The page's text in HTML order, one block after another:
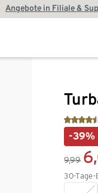
Angebote in Filiale &
-39%
9,99
30-